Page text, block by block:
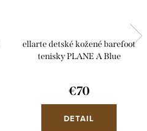
ellarte detské kožené barefoot
tenisky PLANE A Blue
€70
DETAIL